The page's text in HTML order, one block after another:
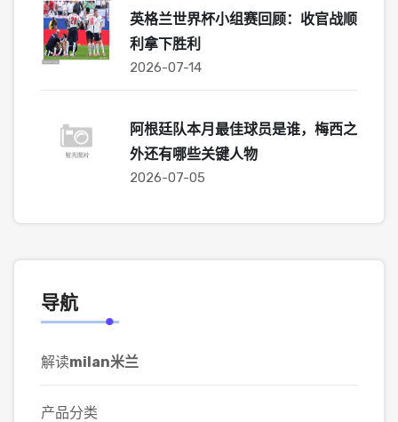
英格兰世界杯小组赛回顾：收官战顺
利拿下胜利
2026-07-14
阿根廷队本月最佳球员是谁，梅西之
外还有哪些关键人物
2026-07-05
导航
解读milan米兰
产品分类